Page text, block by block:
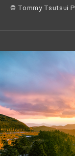
© Tommy Tsutsui